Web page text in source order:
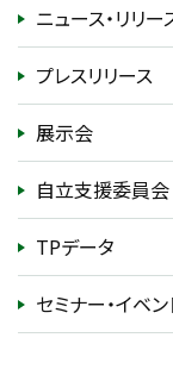
ニュース・リリー
プレスリリース
展示会
自立支援委員会
TPデータ
セミナー・イベン